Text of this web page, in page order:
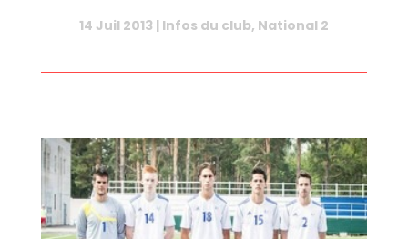
14 Juil 2013 | Infos du club, National 2